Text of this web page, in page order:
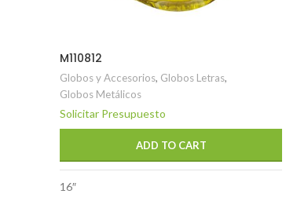
M110812
Globos y Accesorios, Globos Letras,
Globos Metálicos
Solicitar Presupuesto
ADD TO CART
16″